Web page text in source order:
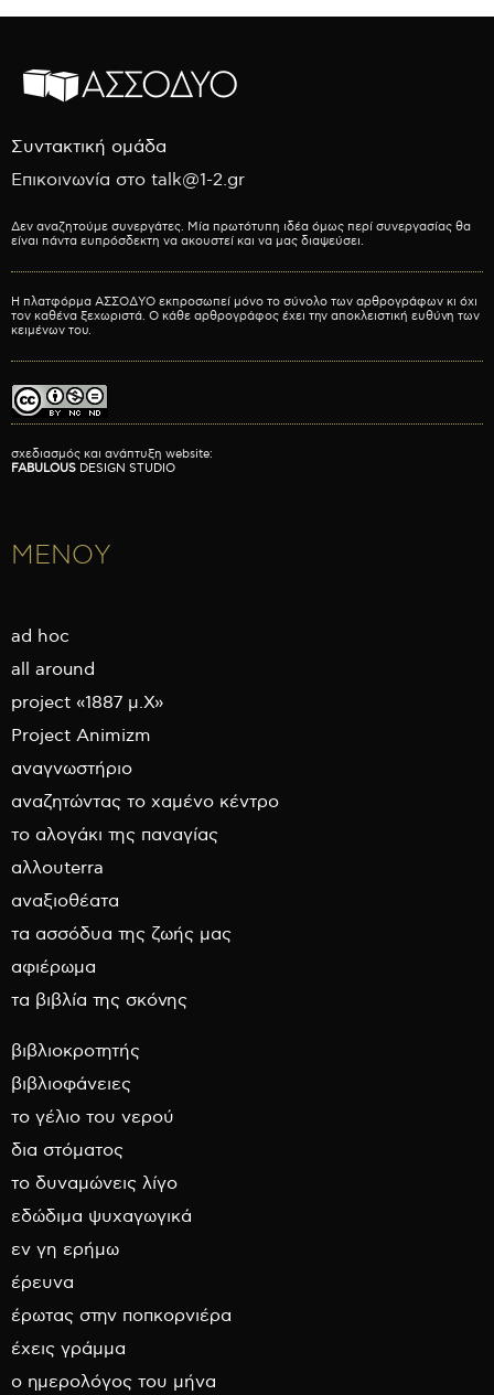
Συντακτική ομάδα
Επικοινωνία στο talk@1-2.gr
Δεν αναζητούμε συνεργάτες. Μία πρωτότυπη ιδέα όμως περί συνεργασίας θα
είναι πάντα ευπρόσδεκτη να ακουστεί και να μας διαψεύσει.
Η πλατφόρμα ΑΣΣΟΔΥΟ εκπροσωπεί μόνο το σύνολο των αρθρογράφων κι όχι
τον καθένα ξεχωριστά. Ο κάθε αρθρογράφος έχει την αποκλειστική ευθύνη των
κειμένων του.
σχεδιασμός και ανάπτυξη website:
FABULOUS DESIGN STUDIO
ΜΕΝΟΥ
ad hoc
all around
project «1887 μ.Χ»
Project Animizm
αναγνωστήριο
αναζητώντας το χαμένο κέντρο
το αλογάκι της παναγίας
αλλουterra
αναξιοθέατα
τα ασσόδυα της ζωής μας
αφιέρωμα
τα βιβλία της σκόνης
βιβλιοκροτητής
βιβλιοφάνειες
το γέλιο του νερού
δια στόματος
το δυναμώνεις λίγο
εδώδιμα ψυχαγωγικά
εν γη ερήμω
έρευνα
έρωτας στην ποπκορνιέρα
έχεις γράμμα
ο ημερολόγος του μήνα